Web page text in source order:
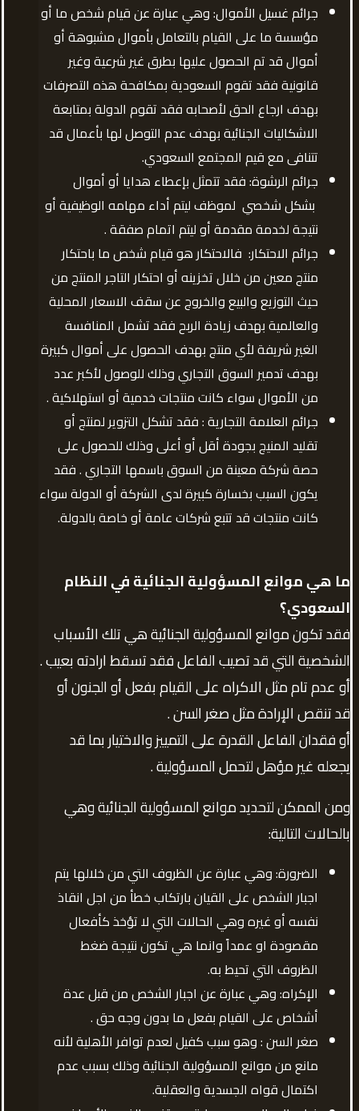
جرائم غسيل الأموال: وهي عبارة عن قيام شخص ما أو
مؤسسة ما على القيام بالتعامل بأموال مشبوهة أو
أموال قد تم الحصول عليها بطرق غير شرعية وغير
قانونية فقد تقوم السعودية بمكافحة هذه التصرفات
بهدف ارجاع الحق لأصحابه فقد تقوم الدولة بمتابعة
الاشكاليات الجنائية بهدف عدم التوصل لها بأعمال قد
تتنافى مع قيم المجتمع السعودي.
جرائم الرشوة: فقد تتمثل بإعطاء هدايا أو أموال
بشكل شخصي لموظف ليتم أداء مهامه الوظيفية أو
نتيجة لخدمة مقدمة أو ليتم اتمام صفقة .
جرائم الاحتكار: فالاحتكار هو قيام شخص ما باحتكار
منتج معين من خلال تخزينه أو احتكار التاجر المنتج من
حيث التوزيع والبيع والخروج عن سقف الاسعار المحلية
والعالمية بهدف زيادة الربح فقد تشمل المنافسة
الغير شريفة لأي منتج بهدف الحصول على أموال كبيرة
بهدف تدمير السوق التجاري وذلك للوصول لأكبر عدد
من الأموال سواء كانت منتجات خدمية أو استهلاكية .
جرائم العلامة التجارية : فقد تشكل التزوير لمنتج أو
تقليد المنيج بجودة أقل أو أعلى وذلك للحصول على
حصة شركة معينة من السوق باسمها التجاري . فقد
يكون السبب بخسارة كبيرة لدى الشركة أو الدولة سواء
كانت منتجات قد تتبع شركات عامة أو خاصة بالدولة.
ما هي موانع المسؤولية الجنائية في النظام
السعودي؟
فقد تكون موانع المسؤولية الجنائية هي تلك الأسباب
الشخصية التي قد تصيب الفاعل فقد تسقط ارادته بعيب .
أو عدم تام مثل الاكراه على القيام بفعل أو الجنون أو
قد تنقص الإرادة مثل صغر السن .
أو فقدان الفاعل القدرة على التمييز والاختيار بما قد
يجعله غير مؤهل لتحمل المسؤولية .
ومن الممكن لتحديد موانع المسؤولية الجنائية وهي
بالحالات التالية:
الضرورة: وهي عبارة عن الظروف التي من خلالها يتم
اجبار الشخص على القيان بارتكاب خطأ من اجل انقاذ
نفسه أو غيره وهي الحالات التي لا تؤخذ كأفعال
مقصودة او عمداً وانما هي تكون نتيجة ضغط
الظروف التي تحيط به.
الإكراه: وهي عبارة عن اجبار الشخص من قبل عدة
أشخاص على القيام بفعل ما بدون وجه حق .
صغر السن : وهو سبب كفيل لعدم توافر الأهلية لأنه
مانع من موانع المسؤولية الجنائية وذلك بسبب عدم
اكتمال قواه الجسدية والعقلية.